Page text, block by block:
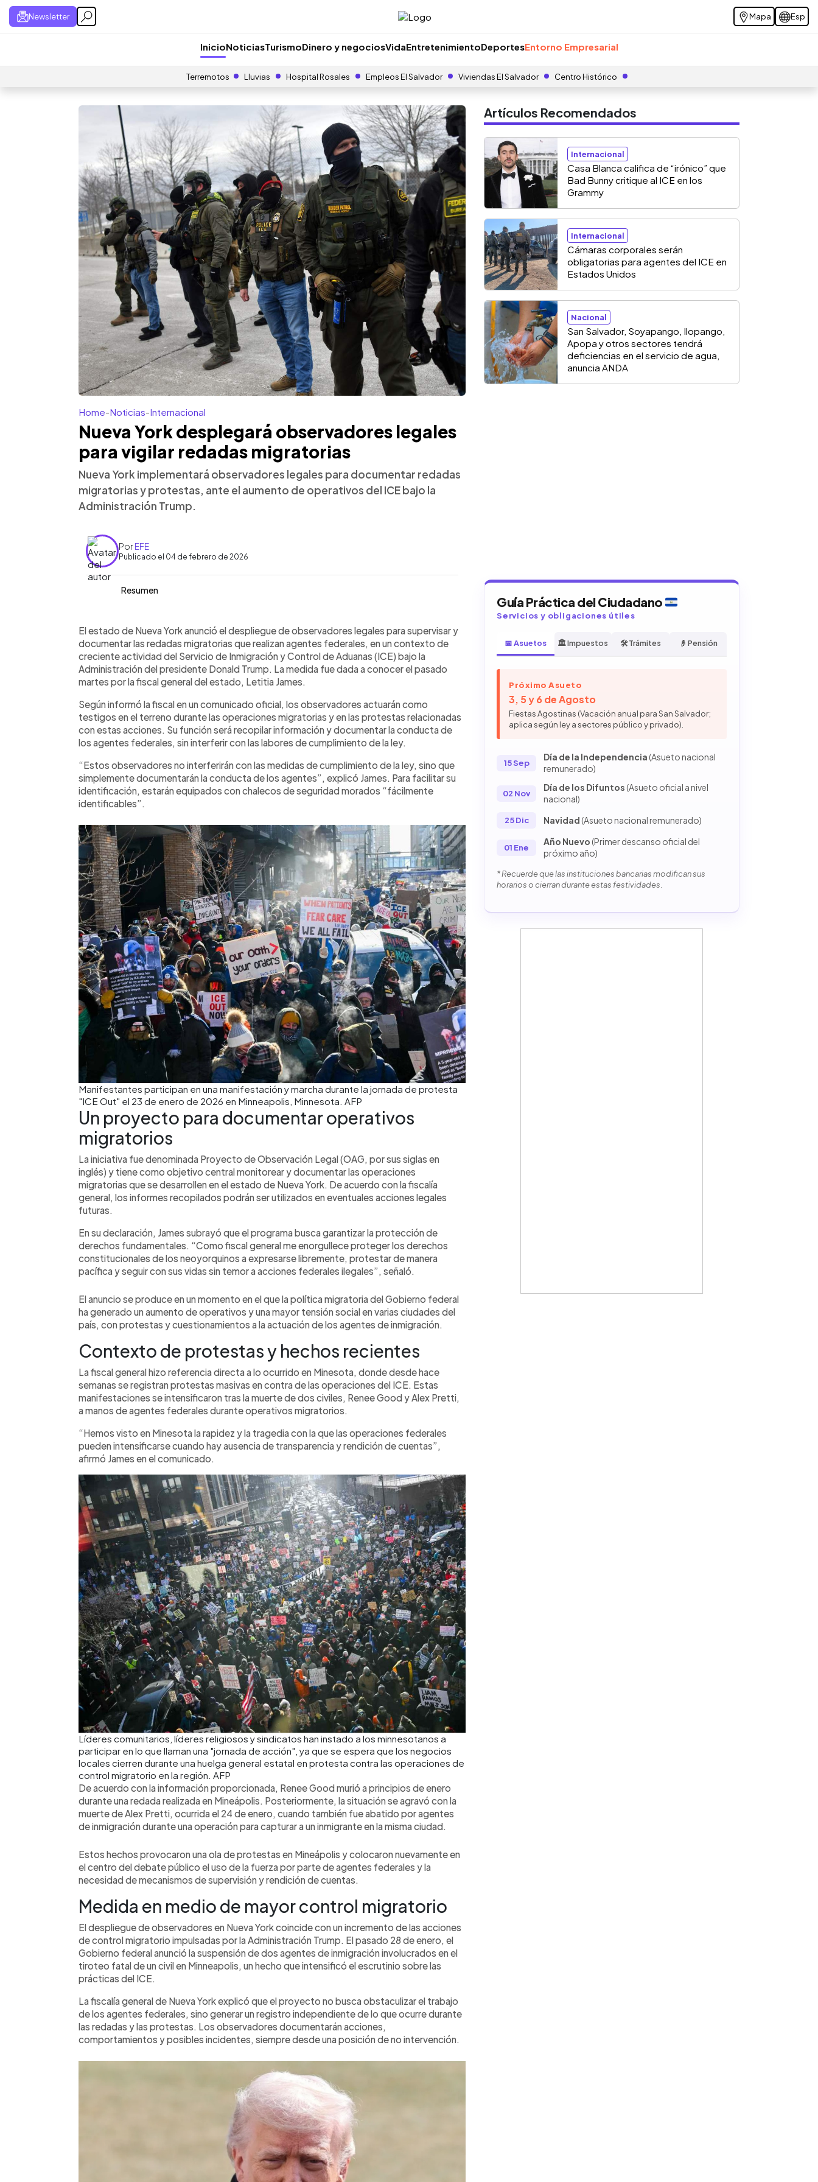
Newsletter Mapa Esp
InicioNoticiasTurismoDinero y negociosVidaEntretenimientoDeportesEntorno Empresarial
Terremotos Lluvias Hospital Rosales Empleos El Salvador Viviendas El Salvador Centro Histórico
Home-Noticias-Internacional
Nueva York desplegará observadores legales
para vigilar redadas migratorias
Nueva York implementará observadores legales para documentar redadas
migratorias y protestas, ante el aumento de operativos del ICE bajo la
Administración Trump.
PorEFE
Publicado el 04 de febrero de 2026
Resumen
► Escuchar artículo
Nueva York desplegará observadores legales para supervisar y
documentar las redadas migratorias que realizan agentes federales, ante
el aumento de operativos del ICE bajo la Administración de Donald Trump.
La fiscal general del estado, Letitia James, informó que los observadores
actuarán como testigos en el terreno, sin interferir en las acciones
iniciativa, denominada Proyecto de Observación Legal, busca recopilar
información que pueda usarse en futuras acciones legales. James citó
como antecedente lo ocurrido en Minesota, donde protestas masivas
surgieron tras la muerte de dos civiles durante operativos migratorios,
El estado de Nueva York anunció el despliegue de observadores legales para supervisar y
documentar las redadas migratorias que realizan agentes federales, en un contexto de
creciente actividad del Servicio de Inmigración y Control de Aduanas (ICE) bajo la
Administración del presidente Donald Trump. La medida fue dada a conocer el pasado
martes por la fiscal general del estado, Letitia James.
Según informó la fiscal en un comunicado oficial, los observadores actuarán como
testigos en el terreno durante las operaciones migratorias y en las protestas relacionadas
con estas acciones. Su función será recopilar información y documentar la conducta de
los agentes federales, sin interferir con las labores de cumplimiento de la ley.
“Estos observadores no interferirán con las medidas de cumplimiento de la ley, sino que
simplemente documentarán la conducta de los agentes”, explicó James. Para facilitar su
identificación, estarán equipados con chalecos de seguridad morados “fácilmente
identificables”.
Manifestantes participan en una manifestación y marcha durante la jornada de protesta
"ICE Out" el 23 de enero de 2026 en Minneapolis, Minnesota. AFP
Un proyecto para documentar operativos
migratorios
La iniciativa fue denominada Proyecto de Observación Legal (OAG, por sus siglas en
inglés) y tiene como objetivo central monitorear y documentar las operaciones
migratorias que se desarrollen en el estado de Nueva York. De acuerdo con la fiscalía
general, los informes recopilados podrán ser utilizados en eventuales acciones legales
futuras.
En su declaración, James subrayó que el programa busca garantizar la protección de
derechos fundamentales. “Como fiscal general me enorgullece proteger los derechos
constitucionales de los neoyorquinos a expresarse libremente, protestar de manera
pacífica y seguir con sus vidas sin temor a acciones federales ilegales”, señaló.
El anuncio se produce en un momento en el que la política migratoria del Gobierno federal
ha generado un aumento de operativos y una mayor tensión social en varias ciudades del
país, con protestas y cuestionamientos a la actuación de los agentes de inmigración.
Contexto de protestas y hechos recientes
La fiscal general hizo referencia directa a lo ocurrido en Minesota, donde desde hace
semanas se registran protestas masivas en contra de las operaciones del ICE. Estas
manifestaciones se intensificaron tras la muerte de dos civiles, Renee Good y Alex Pretti,
a manos de agentes federales durante operativos migratorios.
“Hemos visto en Minesota la rapidez y la tragedia con la que las operaciones federales
pueden intensificarse cuando hay ausencia de transparencia y rendición de cuentas”,
afirmó James en el comunicado.
Líderes comunitarios, líderes religiosos y sindicatos han instado a los minnesotanos a
participar en lo que llaman una "jornada de acción", ya que se espera que los negocios
locales cierren durante una huelga general estatal en protesta contra las operaciones de
control migratorio en la región. AFP
De acuerdo con la información proporcionada, Renee Good murió a principios de enero
durante una redada realizada en Mineápolis. Posteriormente, la situación se agravó con la
muerte de Alex Pretti, ocurrida el 24 de enero, cuando también fue abatido por agentes
de inmigración durante una operación para capturar a un inmigrante en la misma ciudad.
Estos hechos provocaron una ola de protestas en Mineápolis y colocaron nuevamente en
el centro del debate público el uso de la fuerza por parte de agentes federales y la
necesidad de mecanismos de supervisión y rendición de cuentas.
Medida en medio de mayor control migratorio
El despliegue de observadores en Nueva York coincide con un incremento de las acciones
de control migratorio impulsadas por la Administración Trump. El pasado 28 de enero, el
Gobierno federal anunció la suspensión de dos agentes de inmigración involucrados en el
tiroteo fatal de un civil en Minneapolis, un hecho que intensificó el escrutinio sobre las
prácticas del ICE.
La fiscalía general de Nueva York explicó que el proyecto no busca obstaculizar el trabajo
de los agentes federales, sino generar un registro independiente de lo que ocurre durante
las redadas y las protestas. Los observadores documentarán acciones,
comportamientos y posibles incidentes, siempre desde una posición de no intervención.
Artículos Recomendados
Internacional
Casa Blanca califica de “irónico” que
Bad Bunny critique al ICE en los
Grammy
Internacional
Cámaras corporales serán
obligatorias para agentes del ICE en
Estados Unidos
Nacional
San Salvador, Soyapango, Ilopango,
Apopa y otros sectores tendrá
deficiencias en el servicio de agua,
anuncia ANDA
Guía Práctica del Ciudadano
Servicios y obligaciones útiles
📅 Asuetos 🏛️ Impuestos 🛠️ Trámites 👴 Pensión
Próximo Asueto
3, 5 y 6 de Agosto
Fiestas Agostinas (Vacación anual para San Salvador;
aplica según ley a sectores público y privado).
15 Sep
Día de la Independencia(Asueto nacional
remunerado)
02 Nov
Día de los Difuntos(Asueto oficial a nivel
nacional)
25 Dic Navidad(Asueto nacional remunerado)
01 Ene
Año Nuevo(Primer descanso oficial del
próximo año)
* Recuerde que las instituciones bancarias modifican sus
horarios o cierran durante estas festividades.